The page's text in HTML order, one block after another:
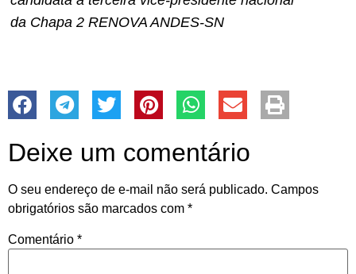
da Chapa 2 RENOVA ANDES-SN
Deixe um comentário
O seu endereço de e-mail não será publicado. Campos
obrigatórios são marcados com *
Comentário *